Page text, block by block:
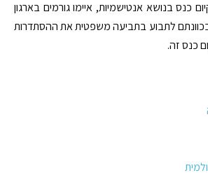
כנס בנושא אנטישמיות, איימו גורמים בארגון
בכוונתם לתבוע בתביעה משפטית את ההסתדרות
כנס זה.